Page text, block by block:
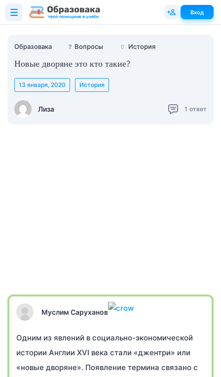
Образовака ❓ Вопросы 🏺 История
Новые дворяне это кто такие?
Лиза
13 января, 2020 История
1 ответ
Муслим Саруханов
Одним из явлений в социально-экономической
истории Англии XVI века стали «джентри» или
«новые дворяне». Появление термина связано с
Вход